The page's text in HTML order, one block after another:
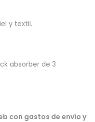
y textil.
absorber de 3
con gastos de envío y